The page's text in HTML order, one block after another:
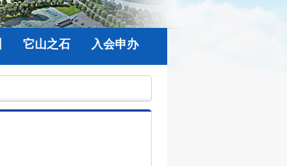
它山之石 入会申办